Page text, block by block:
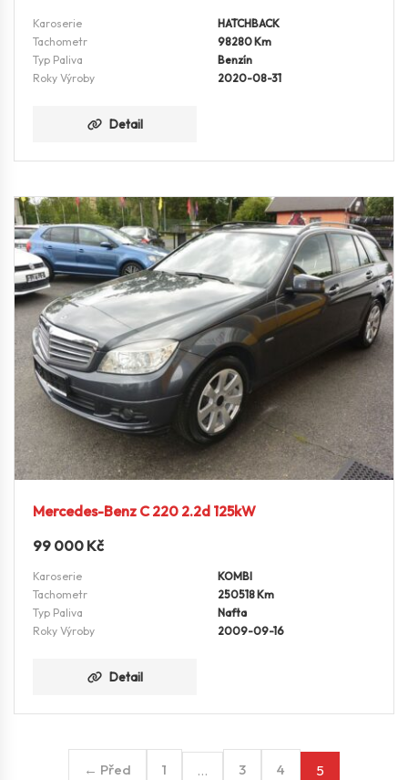
Karoserie
HATCHBACK
Tachometr
98280 Km
Typ Paliva
Benzín
Roky Výroby
2020-08-31
Detail
Mercedes-Benz C 220 2.2d 125kW
99 000 Kč
Karoserie
KOMBI
Tachometr
250518 Km
Typ Paliva
Nafta
Roky Výroby
2009-09-16
Detail
← Před 1 … 3 4 5